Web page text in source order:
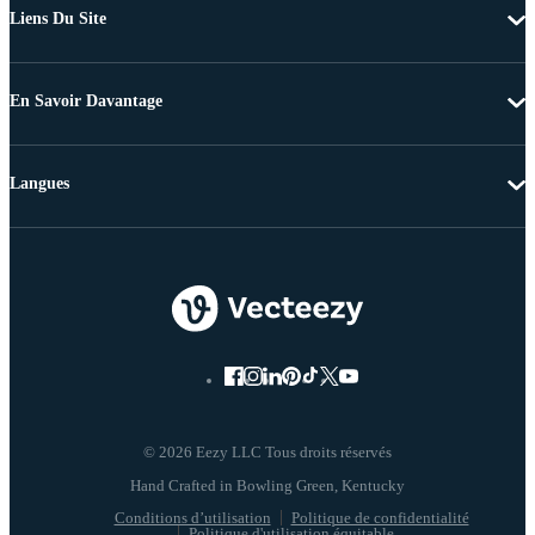
Liens Du Site
En Savoir Davantage
© 2026 Eezy LLC Tous droits réservés
Conditions d’utilisation
Politique de confidentialité
Langues